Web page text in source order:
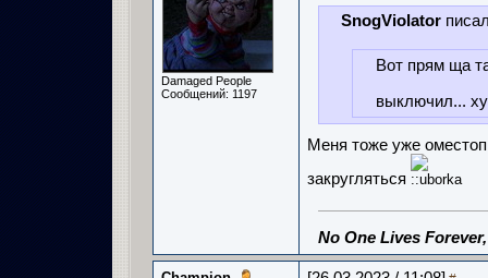
Damaged People
Сообщений: 1197
SnogViolator
Вот прям ща
выключил...
Меня тоже уже
закругляться
No One Lives